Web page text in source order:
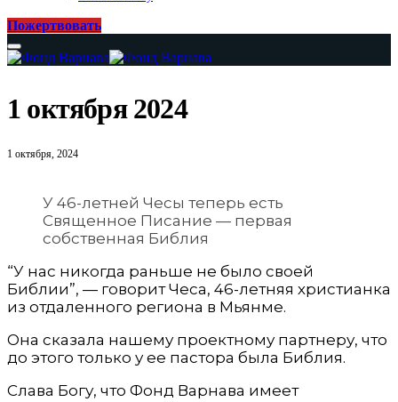
Пожертвовать
1 октября 2024
1 октября, 2024
У 46-летней Чесы теперь есть
Священное Писание — первая
собственная Библия
“У нас никогда раньше не было своей
Библии”, — говорит Чеса, 46-летняя христианка
из отдаленного региона в Мьянме.
Она сказала нашему проектному партнеру, что
до этого только у ее пастора была Биб­лия.
Слава Богу, что Фонд Варнава имеет